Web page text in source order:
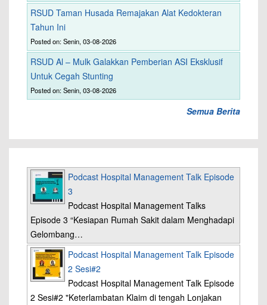
RSUD Taman Husada Remajakan Alat Kedokteran
Tahun Ini
Posted on: Senin, 03-08-2026
RSUD Al – Mulk Galakkan Pemberian ASI Eksklusif
Untuk Cegah Stunting
Posted on: Senin, 03-08-2026
Semua Berita
Podcast Hospital Management Talk Episode
3
Podcast Hospital Management Talks
Episode 3 “Kesiapan Rumah Sakit dalam Menghadapi
Gelombang…
Podcast Hospital Management Talk Episode
2 Sesi#2
Podcast Hospital Management Talk Episode
2 Sesi#2 "Keterlambatan Klaim di tengah Lonjakan